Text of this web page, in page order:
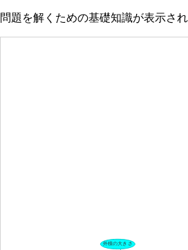
問題を解くための基礎知識が表示され